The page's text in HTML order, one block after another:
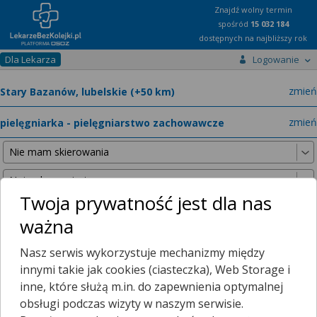
Znajdź wolny termin
spośród 15 032 184
dostępnych na najbliższy rok
Dla Lekarza Logowanie
zmień
zmień
Nie znaleźliśmy żadnych lekarzy w promieniu25 km , dlatego
zwiększyliśmy promień wyszukiwania do
50 km
Twoja prywatność jest dla nas
ważna
Nasz serwis wykorzystuje mechanizmy między
innymi takie jak cookies (ciasteczka), Web Storage i
inne, które służą m.in. do zapewnienia optymalnej
obsługi podczas wizyty w naszym serwisie.